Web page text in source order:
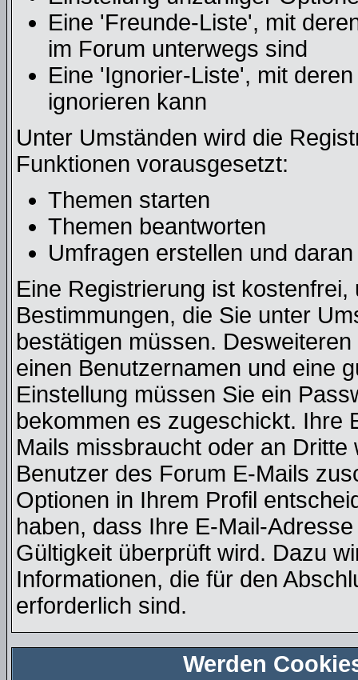
Eine 'Freunde-Liste', mit
im Forum unterwegs sind
Eine 'Ignorier-Liste', mit
ignorieren kann
Unter Umständen wird die
Funktionen vorausgesetzt:
Themen starten
Themen beantworten
Umfragen erstellen und
Eine Registrierung ist
Bestimmungen, die Sie unter
bestätigen müssen.
einen Benutzernamen und eine
Einstellung müssen Sie ein
bekommen es zugeschickt. Ihre
Mails missbraucht oder an
Benutzer des Forum E-Mails
Optionen in Ihrem Profil
haben, dass Ihre E-Mail-
Gültigkeit überprüft wird. Dazu
Informationen, die für den
erforderlich sind.
Werden